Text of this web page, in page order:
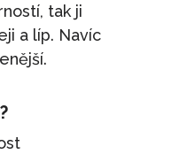
tak ji
a líp. Navíc